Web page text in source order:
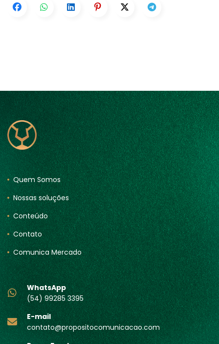
Quem Somos
Nossas soluções
Conteúdo
Contato
Comunica Mercado
WhatsApp
(54) 99285 3395
E-mail
contato@propositocomunicacao.com